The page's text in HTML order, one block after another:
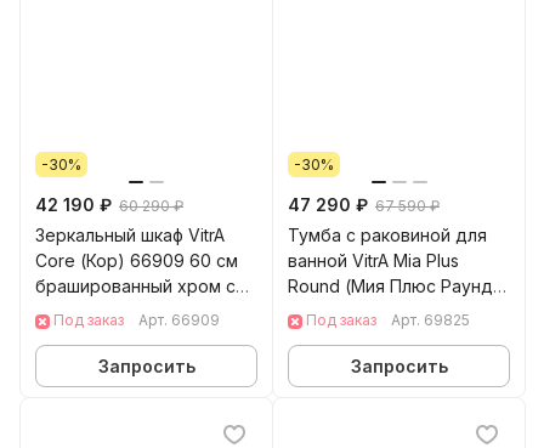
-30%
42 190 ₽ 60 290 ₽
Зеркальный шкаф VitrA
Core (Кор) 66909 60 см
брашированный хром с
подвесткой петли слева
Под заказ Арт. 66909
Запросить
-30%
47 290 ₽ 67 590 ₽
Тумба с раковиной для
ванной VitrA Mia Plus
Round (Мия Плюс Раунд)
69825 80 см золотой дуб
Под заказ Арт. 69825
Запросить